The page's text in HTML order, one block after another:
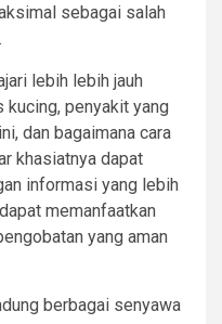
sebagai salah
lebih lebih jauh
kucing, penyakit yang
dan bagaimana cara
khasiatnya dapat
informasi yang lebih
memanfaatkan
yang aman
berbagai senyawa